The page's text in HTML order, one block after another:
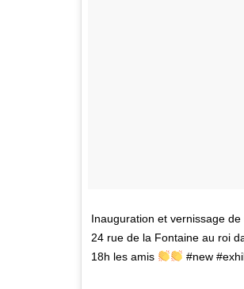
Inauguration et vernissage
24 rue de la Fontaine au roi
18h les amis
#new